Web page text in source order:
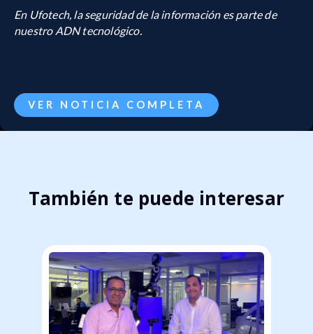
En Ufotech, la seguridad de la información es parte de
nuestro ADN tecnológico.
VER NOTICIA COMPLETA
También te puede interesar